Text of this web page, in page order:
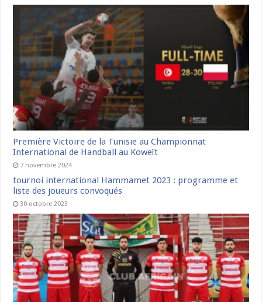
Première Victoire de la Tunisie au Championnat
International de Handball au Koweït
7 novembre 2024
tournoi international Hammamet 2023 : programme et
liste des joueurs convoqués
30 octobre 2023